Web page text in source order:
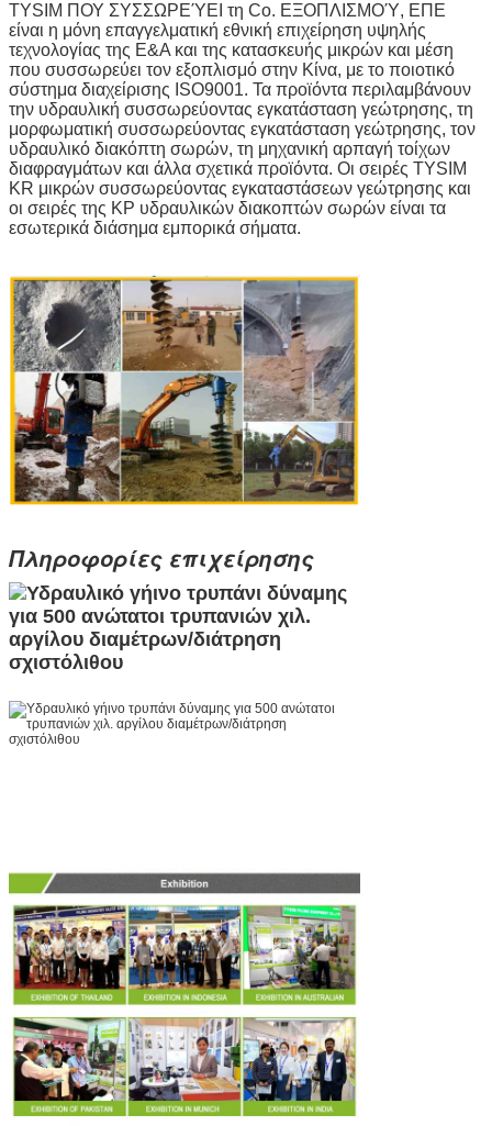
TYSIM ΠΟΥ ΣΥΣΣΩΡΕΎΕΙ τη Co. ΕΞΟΠΛΙΣΜΟΎ, ΕΠΕ
είναι η μόνη επαγγελματική εθνική επιχείρηση υψηλής
τεχνολογίας της Ε&Α και της κατασκευής μικρών και μέση
που συσσωρεύει τον εξοπλισμό στην Κίνα, με το ποιοτικό
σύστημα διαχείρισης ISO9001. Τα προϊόντα περιλαμβάνουν
την υδραυλική συσσωρεύοντας εγκατάσταση γεώτρησης, τη
μορφωματική συσσωρεύοντας εγκατάσταση γεώτρησης, τον
υδραυλικό διακόπτη σωρών, τη μηχανική αρπαγή τοίχων
διαφραγμάτων και άλλα σχετικά προϊόντα. Οι σειρές TYSIM
KR μικρών συσσωρεύοντας εγκαταστάσεων γεώτρησης και
οι σειρές της KP υδραυλικών διακοπτών σωρών είναι τα
εσωτερικά διάσημα εμπορικά σήματα.
Πληροφορίες επιχείρησης